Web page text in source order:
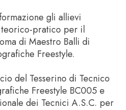
gli allievi
teorico-pratico per il
di Maestro Balli di
Freestyle.
del Tesserino di Tecnico
Freestyle BC005 e
dei Tecnici A.S.C. per